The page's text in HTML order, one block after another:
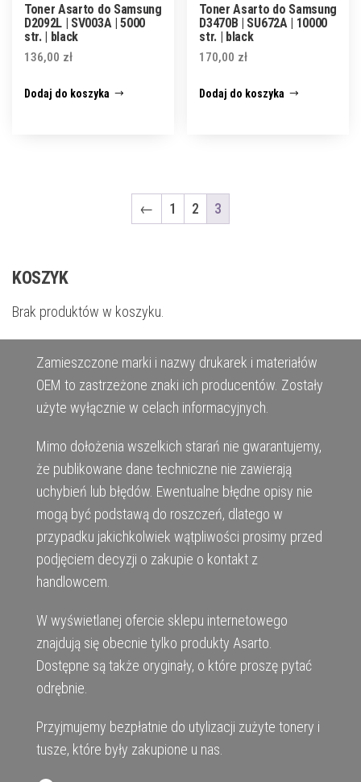
Toner Asarto do Samsung
D2092L | SV003A | 5000
str. | black
136,00 zł
Dodaj do koszyka
Toner Asarto do Samsung
D3470B | SU672A | 10000
str. | black
170,00 zł
Dodaj do koszyka
← 1 2 3
KOSZYK
Brak produktów w koszyku.
Zamieszczone marki i nazwy drukarek i materiałów
OEM to zastrzeżone znaki ich producentów. Zostały
użyte wyłącznie w celach informacyjnych.
Mimo dołożenia wszelkich starań nie gwarantujemy,
że publikowane dane techniczne nie zawierają
uchybień lub błędów. Ewentualne błędne opisy nie
mogą być podstawą do roszczeń, dlatego w
przypadku jakichkolwiek wątpliwości prosimy przed
podjęciem decyzji o zakupie o kontakt z
handlowcem.
W wyświetlanej ofercie sklepu internetowego
znajdują się obecnie tylko produkty Asarto.
Dostępne są także oryginały, o które proszę pytać
odrębnie.
Przyjmujemy bezpłatnie do utylizacji zużyte tonery i
tusze, które były zakupione u nas.